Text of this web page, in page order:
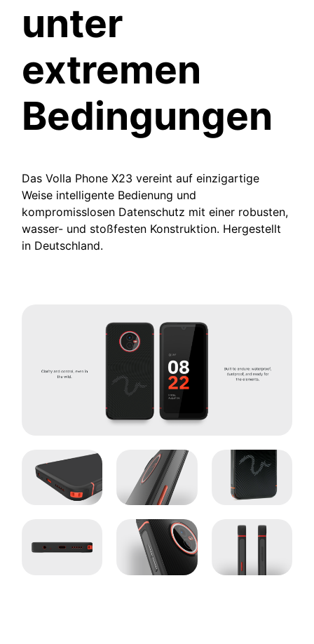
unter
extremen
Bedingungen
Das Volla Phone X23 vereint auf einzigartige
Weise intelligente Bedienung und
kompromisslosen Datenschutz mit einer robusten,
wasser- und stoßfesten Konstruktion. Hergestellt
in Deutschland.